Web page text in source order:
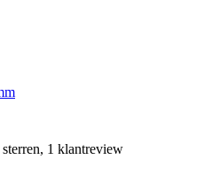
1 klantreview